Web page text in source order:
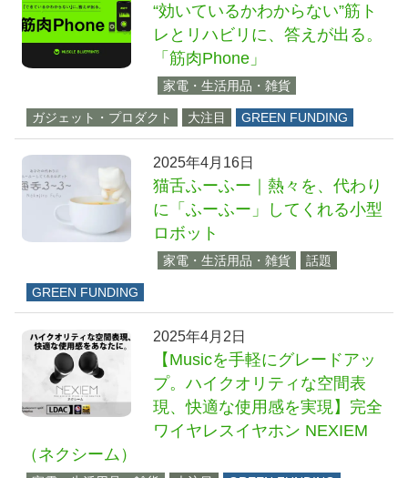
“効いているかわからない”筋ト
レとリハビリに、答えが出る。
「筋肉Phone」
家電・生活用品・雑貨
ガジェット・プロダクト 大注目 GREEN FUNDING
2025年4月16日
猫舌ふーふー｜熱々を、代わり
に「ふーふー」してくれる小型
ロボット
家電・生活用品・雑貨 話題
GREEN FUNDING
2025年4月2日
【Musicを手軽にグレードアッ
プ。ハイクオリティな空間表
現、快適な使用感を実現】完全
ワイヤレスイヤホン NEXIEM
（ネクシーム）